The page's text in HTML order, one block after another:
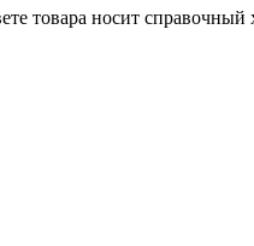
товара носит